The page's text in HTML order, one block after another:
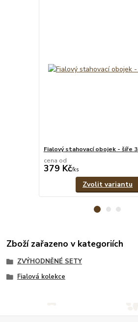
Fialový stahovací obojek - šíře
cena od
379 Kč/ks
Zvolit variantu
Zboží zařazeno v kategoriích
ZVÝHODNĚNÉ SETY
Fialová kolekce